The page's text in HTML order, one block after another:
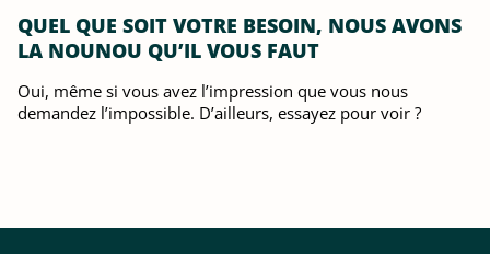
QUEL QUE SOIT VOTRE BESOIN, NOUS AVONS
LA NOUNOU QU’IL VOUS FAUT
Oui, même si vous avez l’impression que vous nous
demandez l’impossible. D’ailleurs, essayez pour voir ?